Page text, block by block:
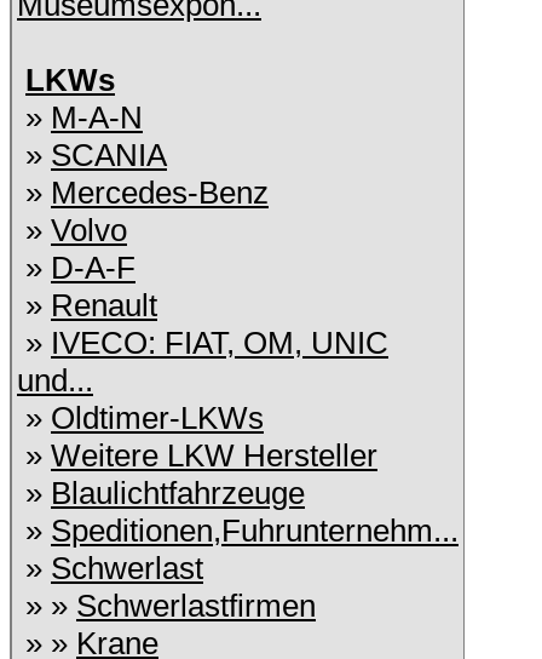
LKWs
» M-A-N
» SCANIA
» Mercedes-Benz
» Volvo
» D-A-F
» Renault
» IVECO: FIAT, OM, UNIC
und...
» Oldtimer-LKWs
» Weitere LKW Hersteller
» Blaulichtfahrzeuge
» Speditionen,Fuhrunternehm...
» Schwerlast
» » Schwerlastfirmen
» » Krane